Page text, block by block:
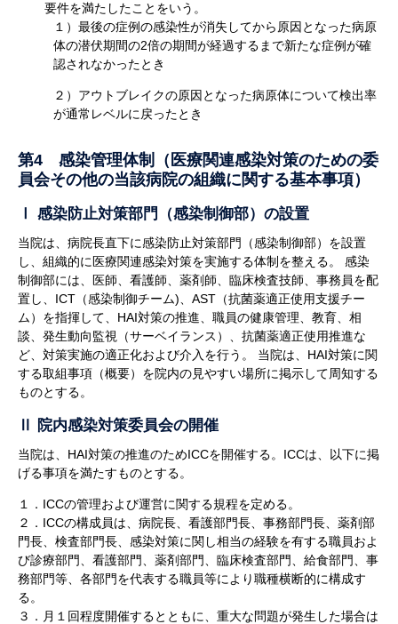
要件を満たしたことをいう。
１）最後の症例の感染性が消失してから原因となった病原
体の潜伏期間の2倍の期間が経過するまで新たな症例が確
認されなかったとき
２）アウトブレイクの原因となった病原体について検出率
が通常レベルに戻ったとき
第4 感染管理体制（医療関連感染対策のための委
員会その他の当該病院の組織に関する基本事項）
Ⅰ 感染防止対策部門（感染制御部）の設置
当院は、病院長直下に感染防止対策部門（感染制御部）を設置
し、組織的に医療関連感染対策を実施する体制を整える。 感染
制御部には、医師、看護師、薬剤師、臨床検査技師、事務員を配
置し、ICT（感染制御チーム)、AST（抗菌薬適正使用支援チー
ム）を指揮して、HAI対策の推進、職員の健康管理、教育、相
談、発生動向監視（サーベイランス）、抗菌薬適正使用推進な
ど、対策実施の適正化および介入を行う。 当院は、HAI対策に関
する取組事項（概要）を院内の見やすい場所に掲示して周知する
ものとする。
Ⅱ 院内感染対策委員会の開催
当院は、HAI対策の推進のためICCを開催する。ICCは、以下に掲
げる事項を満たすものとする。
１．ICCの管理および運営に関する規程を定める。
２．ICCの構成員は、病院長、看護部門長、事務部門長、薬剤部
門長、検査部門長、感染対策に関し相当の経験を有する職員およ
び診療部門、看護部門、薬剤部門、臨床検査部門、給食部門、事
務部門等、各部門を代表する職員等により職種横断的に構成す
る。
３．月１回程度開催するとともに、重大な問題が発生した場合は